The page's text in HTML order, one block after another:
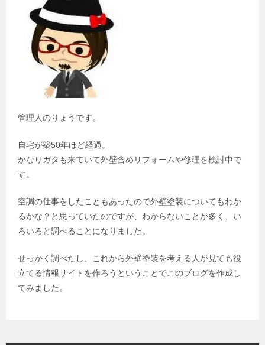
管理人のりょうです。
自宅が築50年ほど経過。
かなりガタも来ていて外壁含めリフォームや修理を検討中で
す。
空調の仕事をしたこともあったので外壁塗装についてもわか
るかな？と思っていたのですが、わからないことが多く、い
ろいろと調べることになりました。
せっかく調べたし、これから外壁塗装を考える人が見ても役
立てる情報サイトを作ろうということでこのブログを作成し
てみました。